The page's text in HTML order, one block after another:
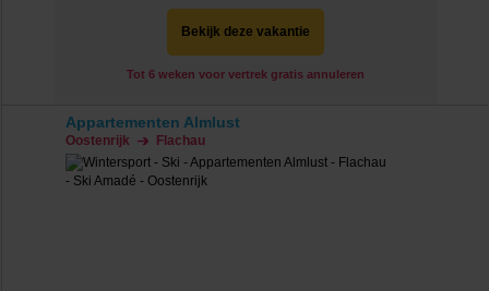
Bekijk deze vakantie
Tot 6 weken voor vertrek gratis annuleren
Appartementen Almlust
Oostenrijk Flachau